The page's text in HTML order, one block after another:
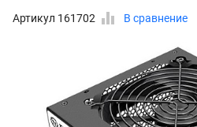
Артикул 161702 В сравнение